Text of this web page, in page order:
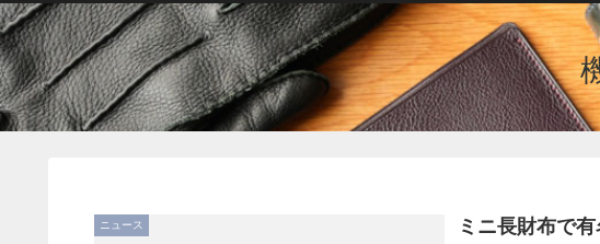
ニュース
ミニ長財布で